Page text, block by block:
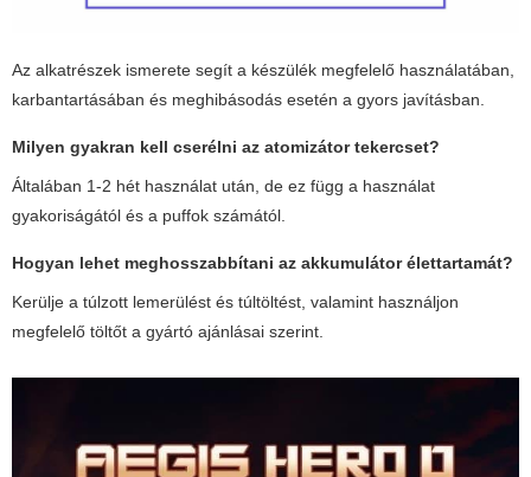
Az alkatrészek ismerete segít a készülék megfelelő használatában,
karbantartásában és meghibásodás esetén a gyors javításban.
Milyen gyakran kell cserélni az atomizátor tekercset?
Általában 1-2 hét használat után, de ez függ a használat
gyakoriságától és a puffok számától.
Hogyan lehet meghosszabbítani az akkumulátor élettartamát?
Kerülje a túlzott lemerülést és túltöltést, valamint használjon
megfelelő töltőt a gyártó ajánlásai szerint.